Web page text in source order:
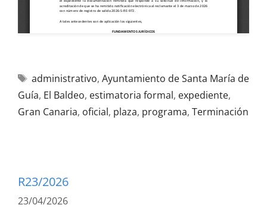
administrativo, Ayuntamiento de Santa María de
Guía, El Baldeo, estimatoria formal, expediente,
Gran Canaria, oficial, plaza, programa, Terminación
R23/2026
23/04/2026